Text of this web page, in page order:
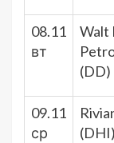
08.11
вт
Walt
(DD)
09.11
ср